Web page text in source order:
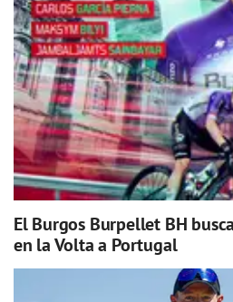
El Burgos Burpellet BH
en la Volta a Portugal